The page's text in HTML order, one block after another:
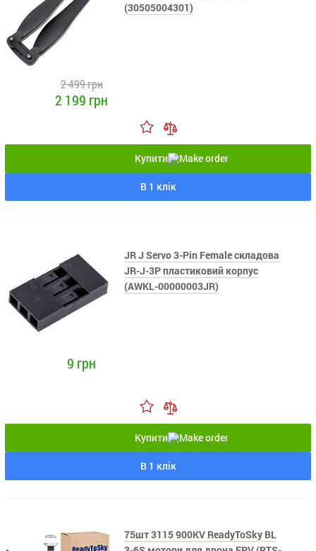
(30505004301)
2 499 грн
2 199 грн
Купити
В 1 клік
JR J Servo 3-Pin Female складова
JR-J-3P пластиковий корпус
(AWKL-00000003JR)
9 грн
Купити
В 1 клік
75шт 3115 900KV ReadyToSky BL